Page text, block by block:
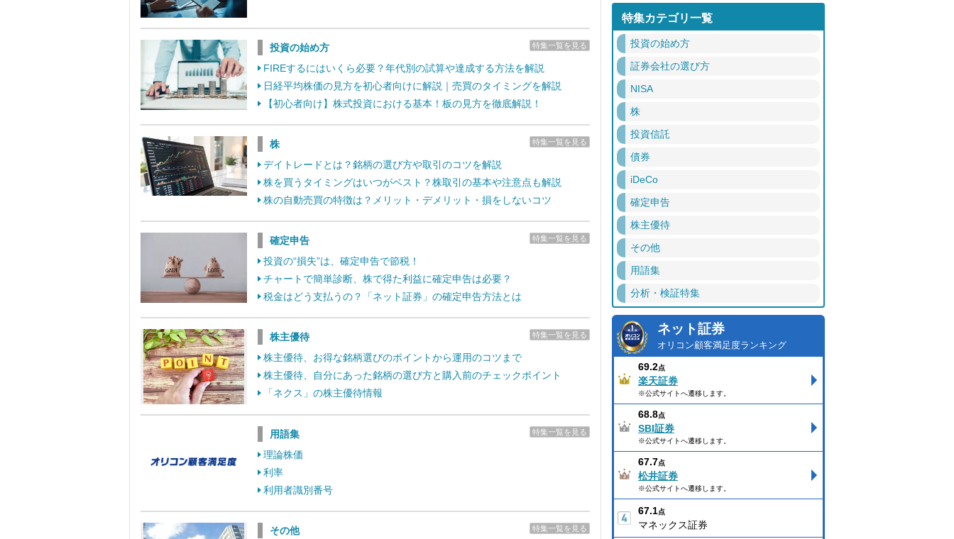
特集一覧を見る
投資の始め方
FIREするにはいくら必要？年代別の試算や達成する方法を解説
日経平均株価の見方を初心者向けに解説｜売買のタイミングを解説
【初心者向け】株式投資における基本！板の見方を徹底解説！
特集一覧を見る
株
デイトレードとは？銘柄の選び方や取引のコツを解説
株を買うタイミングはいつがベスト？株取引の基本や注意点も解説
株の自動売買の特徴は？メリット・デメリット・損をしないコツ
特集一覧を見る
確定申告
投資の“損失”は、確定申告で節税！
チャートで簡単診断、株で得た利益に確定申告は必要？
税金はどう支払うの？「ネット証券」の確定申告方法とは
特集一覧を見る
株主優待
株主優待、お得な銘柄選びのポイントから運用のコツまで
株主優待、自分にあった銘柄の選び方と購入前のチェックポイント
「ネクス」の株主優待情報
特集一覧を見る
用語集
理論株価
利率
利用者識別番号
特集一覧を見る
その他
特集カテゴリ一覧
投資の始め方
証券会社の選び方
NISA
株
投資信託
債券
iDeCo
確定申告
株主優待
その他
用語集
分析・検証特集
ネット証券
オリコン顧客満足度ランキング
69.2点
楽天証券
※公式サイトへ遷移します。
68.8点
SBI証券
※公式サイトへ遷移します。
67.7点
松井証券
※公式サイトへ遷移します。
67.1点
マネックス証券